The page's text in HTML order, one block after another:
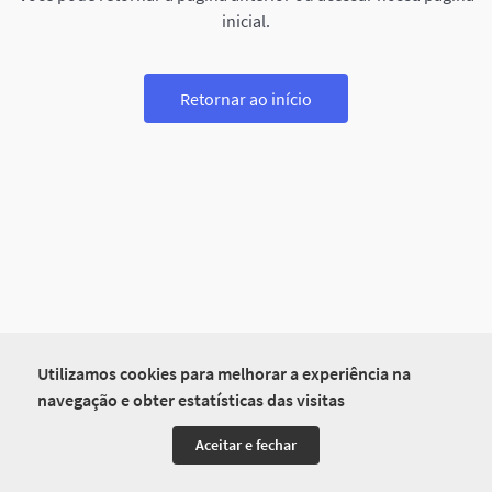
Utilizamos cookies para melhorar a experiência na
navegação e obter estatísticas das visitas
Aceitar e fechar
inicial.
Retornar ao início